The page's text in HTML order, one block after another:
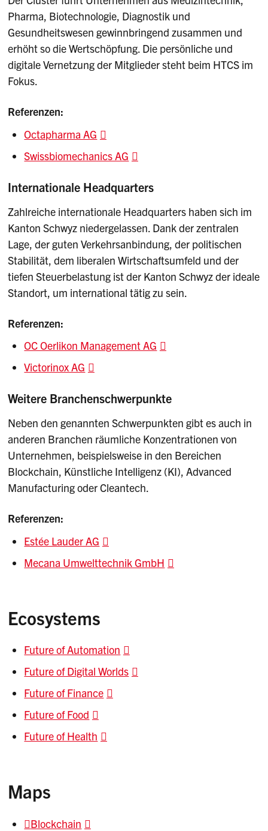
Pharma, Biotechnologie, Diagnostik und
Gesundheitswesen gewinnbringend zusammen und
erhöht so die Wertschöpfung. Die persönliche und
digitale Vernetzung der Mitglieder steht beim HTCS im
Fokus.
Referenzen:
Octapharma AG
Swissbiomechanics AG
Internationale Headquarters
Zahlreiche internationale Headquarters haben sich im
Kanton Schwyz niedergelassen. Dank der zentralen
Lage, der guten Verkehrsanbindung, der politischen
Stabilität, dem liberalen Wirtschaftsumfeld und der
tiefen Steuerbelastung ist der Kanton Schwyz der ideale
Standort, um international tätig zu sein.
Referenzen:
OC Oerlikon Management AG
Victorinox AG
Weitere Branchenschwerpunkte
Neben den genannten Schwerpunkten gibt es auch in
anderen Branchen räumliche Konzentrationen von
Unternehmen, beispielsweise in den Bereichen
Blockchain, Künstliche Intelligenz (KI), Advanced
Manufacturing oder Cleantech.
Referenzen:
Estée Lauder AG
Mecana Umwelttechnik GmbH
Ecosystems
Future of Automation
Future of Digital Worlds
Future of Finance
Future of Food
Future of Health
Maps
Blockchain